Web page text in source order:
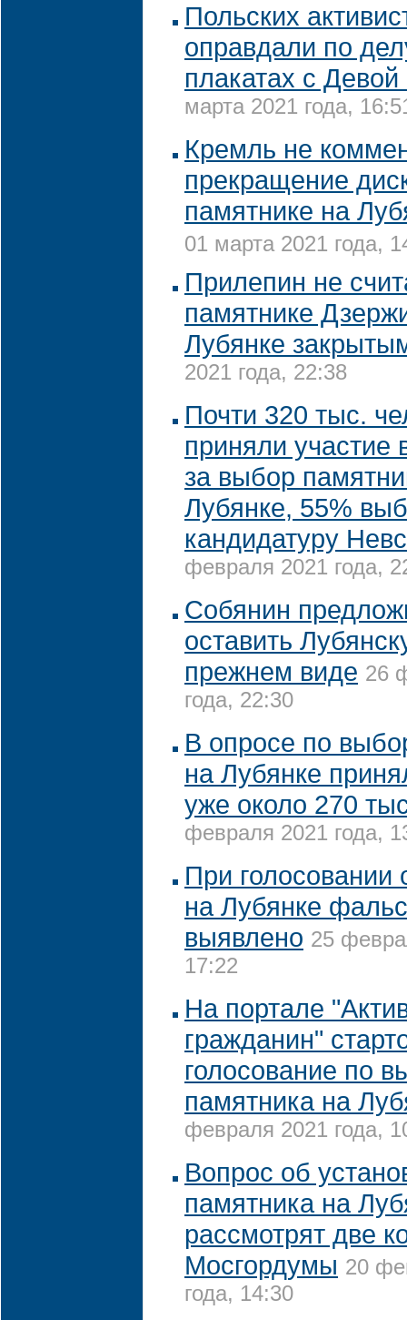
Польских
оправдали по
плакатах с
марта 2021 года,
Кремль не
прекращение
памятнике на
01 марта 2021 года,
Прилепин не
памятнике
Лубянке
2021 года, 22:38
Почти 320 тыс.
приняли участие
за выбор
Лубянке, 55%
кандидатуру
февраля 2021 года,
Собянин
оставить
прежнем виде 26
года, 22:30
В опросе по
на Лубянке
уже около 270
февраля 2021 года,
При голосовании
на Лубянке
выявлено 25
17:22
На портале
гражданин"
голосование по
памятника на
февраля 2021 года,
Вопрос об
памятника на
рассмотрят две
Мосгордумы 20
года, 14:30